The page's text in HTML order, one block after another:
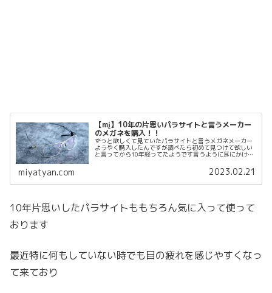
【mį】10年の片思いパラサイトと言うメーカー
のメガネを購入！！
ずっと欲しくて見ていたパラサイトと言うメガネメーカー
ようやく購入したんですが調べたら初めて見つけて欲しい
と言ってから10年経ってたようです言うように耳にかけな
ームを挟んでいて頭が痛くならないのか地元函館では取り
miyatyan.com 2023.02.21
10年片思いしたパラサイトももちろん気に入って使って
おります
最近特に何もしていない時でも目の疲れを感じやすくなっ
て来ており